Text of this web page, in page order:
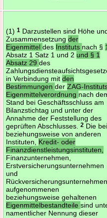
(1)1 Darzustellen sind Höhe
Zusammensetzungder
Eigenmitteldes Instituts nach §
Absatz 1 Satz 1 und 2 und § 1
Absatz 29des
in Verbindung mitden
BestimmungenderZAG-
Eigenmittelverordnung nach
Stand bei Geschäftsschluss am
Bilanzstichtag und unter der
Annahme der Feststellung des
geprüften Abschlusses.2 Die
beziehungsweise von anderen
Instituten, Kredit- oder
Finanzdienstleistungsinstituten,
Finanzunternehmen,
Erstversicherungsunternehmen
und
aufgenommenen
beziehungsweise gehaltenen
Eigenmittelbestandteilesind
namentlicher Nennung dieser